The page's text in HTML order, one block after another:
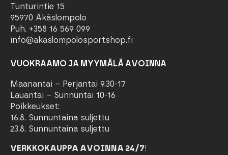
Tunturintie 15
95970 Äkäslompolo
Puh. +358 16 569 099
info@akaslompolosportshop.fi
VUOKRAAMO JA MYYMÄLÄ AVOINNA
Maanantai – Perjantai 9.30-17
Lauantai – Sunnuntai 10-16
Poikkeukset:
16.8. Sunnuntaina suljettu
23.8. Sunnuntaina suljettu
VERKKOKAUPPA AVOINNA 24/7!